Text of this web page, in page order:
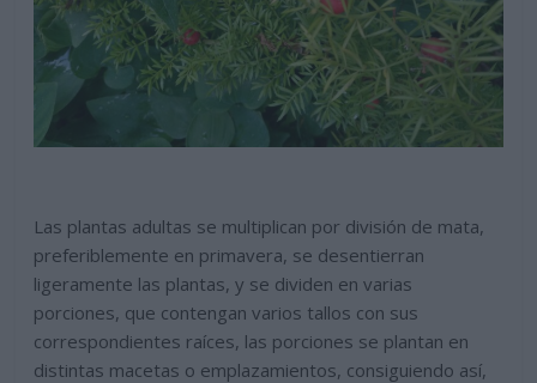
Las plantas adultas se multiplican por división de mata,
preferiblemente en primavera, se desentierran
ligeramente las plantas, y se dividen en varias
porciones, que contengan varios tallos con sus
correspondientes raíces, las porciones se plantan en
distintas macetas o emplazamientos, consiguiendo así,